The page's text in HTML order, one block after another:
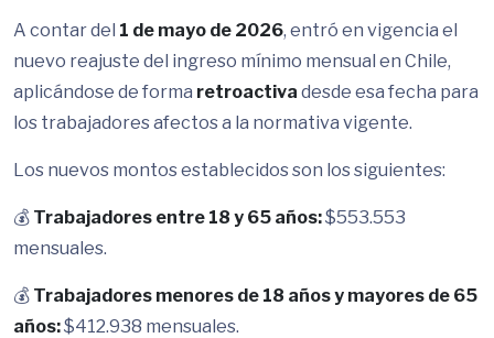
A contar del 1 de mayo de 2026, entró en vigencia el
nuevo reajuste del ingreso mínimo mensual en Chile,
aplicándose de forma retroactiva desde esa fecha para
los trabajadores afectos a la normativa vigente.
Los nuevos montos establecidos son los siguientes:
💰 Trabajadores entre 18 y 65 años:$553.553
mensuales.
💰 Trabajadores menores de 18 años y mayores de 65
años:$412.938 mensuales.